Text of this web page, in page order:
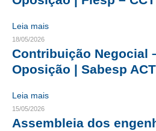
ORGANOGRAMA
CRESCE BRASIL
CONSELHO TECNOLÓGICO
HISTÓRICO E ATUAÇÃO
Leia mais
18/05/2026
Contribuição Negocial
Oposição | Sabesp
Leia mais
15/05/2026
Assembleia dos